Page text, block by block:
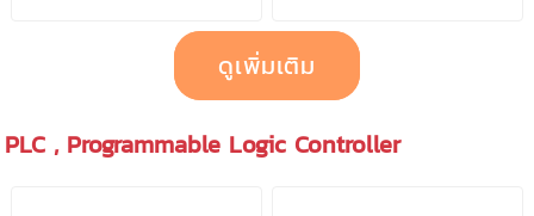
ดูเพิ่มเติม
PLC , Programmable Logic Controller